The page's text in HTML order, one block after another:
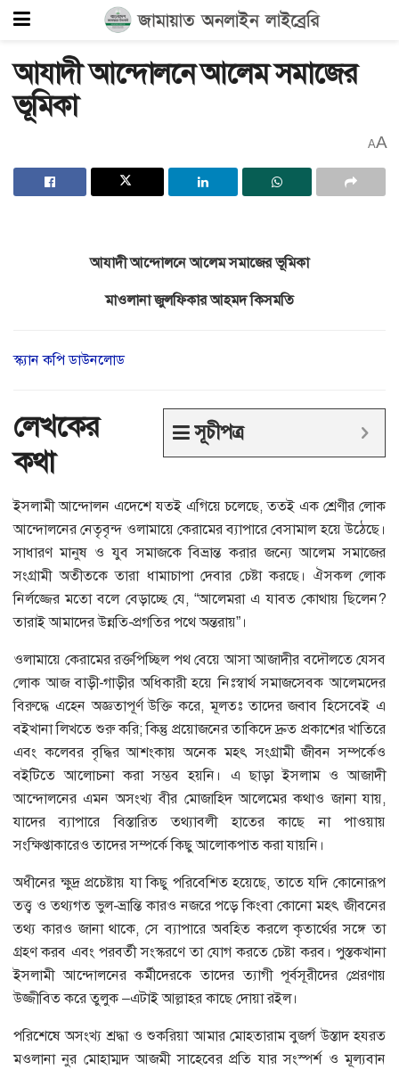
আযাদী আন্দোলনে আলেম সমাজের
ভূমিকা
AA
আযাদী আন্দোলনে আলেম সমাজের ভূমিকা
মাওলানা জুলফিকার আহমদ কিসমতি
স্ক্যান কপি ডাউনলোড
সূচীপত্র
লেখকের
কথা
ইসলামী আন্দোলন এদেশে যতই এগিয়ে চলেছে, ততই এক শ্রেণীর লোক
আন্দোলনের নেতৃবৃন্দ ওলামায়ে কেরামের ব্যাপারে বেসামাল হয়ে উঠেছে।
সাধারণ মানুষ ও যুব সমাজকে বিভ্রান্ত করার জন্যে আলেম সমাজের
সংগ্রামী অতীতকে তারা ধামাচাপা দেবার চেষ্টা করছে। ঐসকল লোক
নির্লজ্জের মতো বলে বেড়াচ্ছে যে, “আলেমরা এ যাবত কোথায় ছিলেন?
তারাই আমাদের উন্নতি-প্রগতির পথে অন্তরায়”।
ওলামায়ে কেরামের রক্তপিচ্ছিল পথ বেয়ে আসা আজাদীর বদৌলতে যেসব
লোক আজ বাড়ী-গাড়ীর অধিকারী হয়ে নিঃস্বার্থ সমাজসেবক আলেমদের
বিরুদ্ধে এহেন অজ্ঞতাপূর্ণ উক্তি করে, মূলতঃ তাদের জবাব হিসেবেই এ
বইখানা লিখতে শুরু করি; কিন্তু প্রয়োজনের তাকিদে দ্রুত প্রকাশের খাতিরে
এবং কলেবর বৃদ্ধির আশংকায় অনেক মহৎ সংগ্রামী জীবন সম্পর্কেও
বইটিতে আলোচনা করা সম্ভব হয়নি। এ ছাড়া ইসলাম ও আজাদী
আন্দোলনের এমন অসংখ্য বীর মোজাহিদ আলেমের কথাও জানা যায়,
যাদের ব্যাপারে বিস্তারিত তথ্যাবলী হাতের কাছে না পাওয়ায়
সংক্ষিপ্তাকারেও তাদের সম্পর্কে কিছু আলোকপাত করা যায়নি।
অধীনের ক্ষুদ্র প্রচেষ্টায় যা কিছু পরিবেশিত হয়েছে, তাতে যদি কোনোরূপ
তত্ত্ব ও তথ্যগত ভুল-ভ্রান্তি কারও নজরে পড়ে কিংবা কোনো মহৎ জীবনের
তথ্য কারও জানা থাকে, সে ব্যাপারে অবহিত করলে কৃতার্থের সঙ্গে তা
গ্রহণ করব এবং পরবর্তী সংস্করণে তা যোগ করতে চেষ্টা করব। পুস্তকখানা
ইসলামী আন্দোলনের কর্মীদেরকে তাদের ত্যাগী পূর্বসূরীদের প্রেরণায়
উজ্জীবিত করে তুলুক –এটাই আল্লাহর কাছে দোয়া রইল।
পরিশেষে অসংখ্য শ্রদ্ধা ও শুকরিয়া আমার মোহতারাম বুজর্গ উস্তাদ হযরত
মওলানা নুর মোহাম্মদ আজমী সাহেবের প্রতি যার সংস্পর্শ ও মূল্যবান